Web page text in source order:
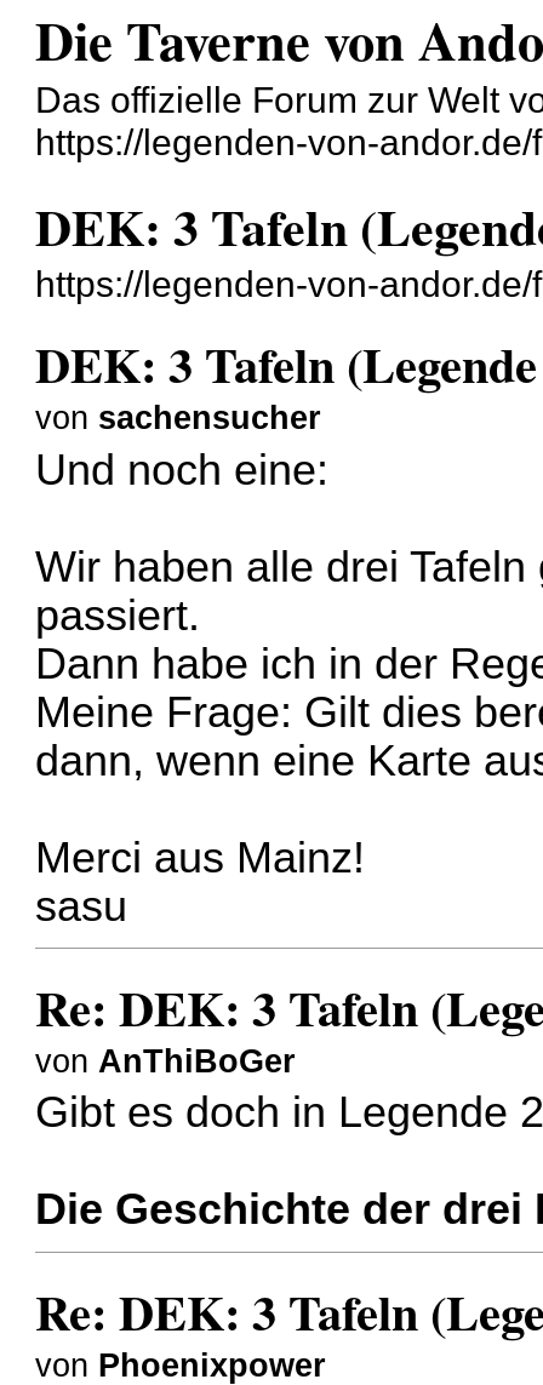
Die Taverne von
Das offizielle Forum zur Welt
https://legenden-von-andor.de/
DEK: 3 Tafeln
https://legenden-von-
DEK: 3 Tafeln
von sachensucher
Und noch eine:
Wir haben alle drei
passiert.
Dann habe ich in der
Meine Frage: Gilt dies
dann, wenn eine Karte
Merci aus Mainz!
sasu
Re: DEK: 3 Tafeln
von AnThiBoGer
Gibt es doch in Legende
Die Geschichte der drei
Re: DEK: 3 Tafeln
von Phoenixpower